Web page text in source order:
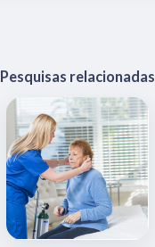
Pesquisas relacionadas